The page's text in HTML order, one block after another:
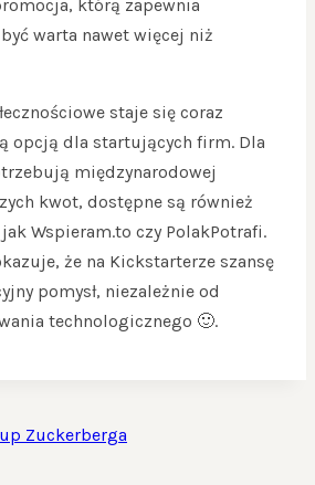
którą zapewnia
warta nawet więcej niż
staje się coraz
opcją dla startujących firm. Dla
międzynarodowej
kwot, dostępne są również
Wspieram.to czy PolakPotrafi.
że na Kickstarterze szansę
pomysł, niezależnie od
technologicznego 🙂.
Zuckerberga